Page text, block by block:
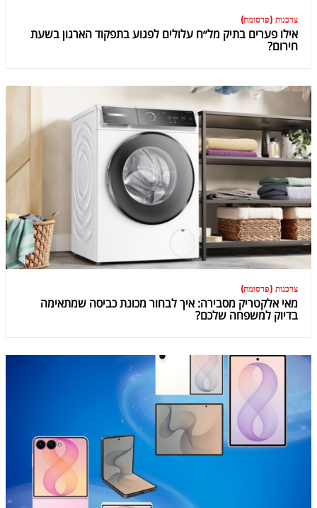
צרכנות (פרסומת)
אילו פערים בתיק מל״ח עלולים לפגוע בתפקוד הארגון בשעת
חירום?
צרכנות (פרסומת)
מאי אלקטריק מסבירה: איך לבחור מכונת כביסה שמתאימה
בדיוק למשפחה שלכם?